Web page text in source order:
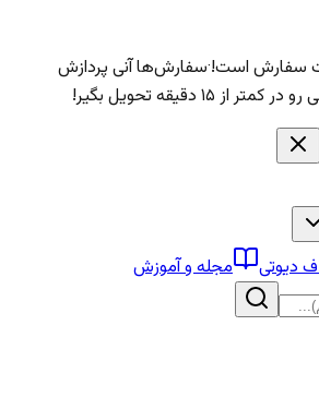
سفارش است!·سفارش‌ها آنی پردازش
دقیقه تحویل بگیر!
دیوتی مجله و آموزش